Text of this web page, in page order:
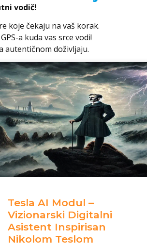
vodič!
koje čekaju na vaš korak.
a kuda vas srce vodi!
autentičnom doživljaju.
Tesla AI Modul –
Vizionarski Digitalni
Asistent Inspirisan
Nikolom Teslom